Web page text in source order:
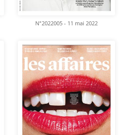
N°2022005 - 11 mai 2022